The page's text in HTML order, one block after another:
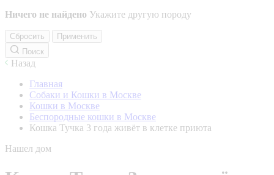
Ничего не найдено Укажите другую породу
Сбросить
Применить
Поиск
Назад
Главная
Собаки и Кошки в Москве
Кошки в Москве
Беспородные кошки в Москве
Кошка Тучка 3 года живёт в клетке приюта
Нашел дом